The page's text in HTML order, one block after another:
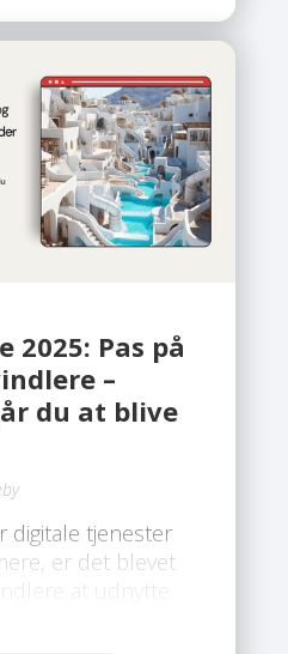
2025: Pas på
–
du at blive
digitale tjenester
er det blevet
at udnytte